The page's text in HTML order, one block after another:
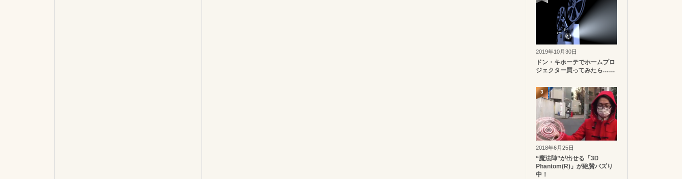
2019年10月30日
ドン・キホーテでホームプロ
ジェクター買ってみたら……
2018年6月25日
“魔法陣”が出せる「3D
Phantom(R)」が絶賛バズり
中！
3